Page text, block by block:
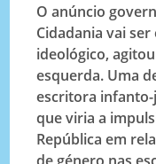
O anúncio
Cidadania vai
ideológico,
esquerda. Uma
escritora
que viria a
República em